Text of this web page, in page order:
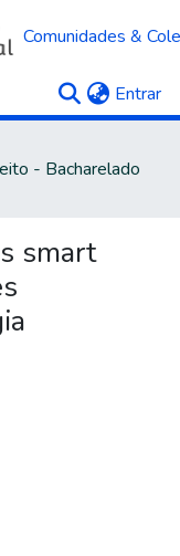
Comunidades &
Entrar
- Bacharelado
smart